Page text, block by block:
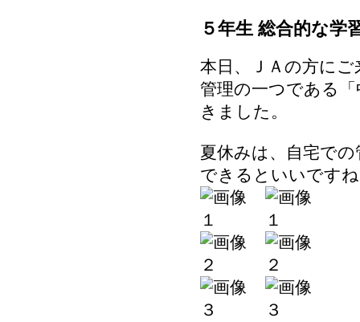
５年生 総合的な学
本日、ＪＡの方に
管理の一つである
きました。
夏休みは、自宅で
できるといいです